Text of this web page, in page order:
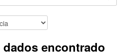
encontrado